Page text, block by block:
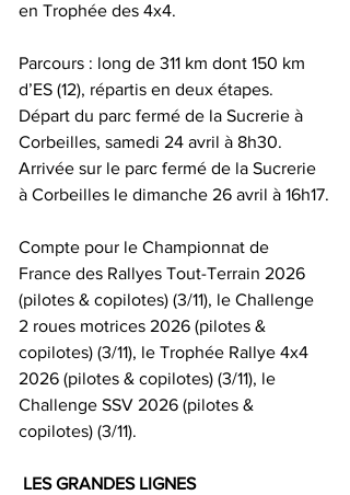
en Trophée des 4x4.
Parcours : long de 311 km dont 150 km
d’ES (12), répartis en deux étapes.
Départ du parc fermé de la Sucrerie à
Corbeilles, samedi 24 avril à 8h30.
Arrivée sur le parc fermé de la Sucrerie
à Corbeilles le dimanche 26 avril à 16h17.
Compte pour le Championnat de
France des Rallyes Tout-Terrain 2026
(pilotes & copilotes) (3/11), le Challenge
2 roues motrices 2026 (pilotes &
copilotes) (3/11), le Trophée Rallye 4x4
2026 (pilotes & copilotes) (3/11), le
Challenge SSV 2026 (pilotes &
copilotes) (3/11).
LES GRANDES LIGNES